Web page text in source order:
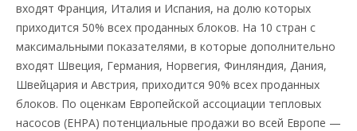
входят Франция, Италия и Испания, на долю которых
приходится 50% всех проданных блоков. На 10 стран с
максимальными показателями, в которые дополнительно
входят Швеция, Германия, Норвегия, Финляндия, Дания,
Швейцария и Австрия, приходится 90% всех проданных
блоков. По оценкам Европейской ассоциации тепловых
насосов (EHPA) потенциальные продажи во всей Европе —